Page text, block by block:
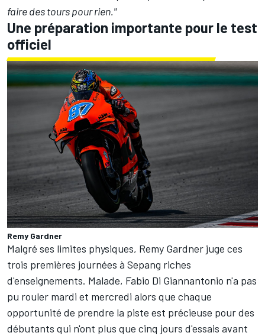
faire des tours pour rien."
Une préparation importante pour le test
officiel
Remy Gardner
Malgré ses limites physiques, Remy Gardner juge ces
trois premières journées à Sepang riches
d'enseignements. Malade, Fabio Di Giannantonio n'a pas
pu rouler mardi et mercredi alors que chaque
opportunité de prendre la piste est précieuse pour des
débutants qui n'ont plus que cinq jours d'essais avant